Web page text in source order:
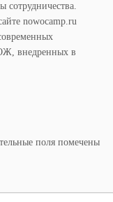
сотрудничества.
nowocamp.ru
внедренных в
поля помечены